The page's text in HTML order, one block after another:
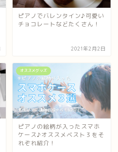
ピアノでバレンタイン♪可愛い
チョコレートなどたくさん！
2021年2月2日
オススメグッズ
ピアノの絵柄が入ったスマホ
ケース♪オススメベスト３をそ
れぞれ紹介！